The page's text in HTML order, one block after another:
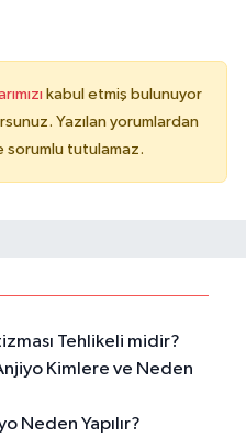
kabul etmiş bulunuyor
Yazılan yorumlardan
sorumlu tutulamaz.
Tehlikeli midir?
Kimlere ve Neden
Neden Yapılır?